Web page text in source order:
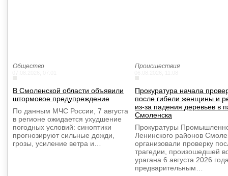
Общество
В Смоленской области объявили
штормовое предупреждение
По данным МЧС России, 7 августа
в регионе ожидается ухудшение
погодных условий: синоптики
прогнозируют сильные дожди,
грозы, усиление ветра и…
Происшествия
Прокуратура начала
после гибели женщины и
из-за падения деревьев в
Смоленска
Прокуратуры
Ленинского районов
организовали проверку
трагедии, произошедшей
урагана 6 августа 2026
предварительным…